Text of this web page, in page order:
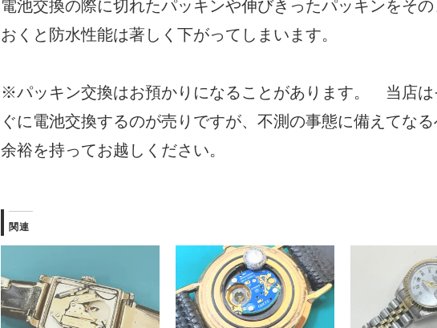
電池交換の際に切れたパッキンや伸びきったパッキンをそ
おくと防水性能は著しく下がってしまいます。
※パッキン交換はお預かりになることがあります。 当店は
ぐに電池交換するのが売りですが、不測の事態に備えてな
余裕を持ってお越しください。
関連